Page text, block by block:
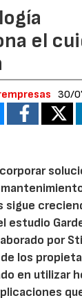
el
30/
sigue
estudio
por
los
en utilizar